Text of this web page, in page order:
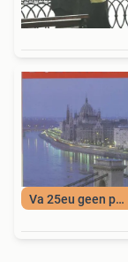
Va 25eu geen porto